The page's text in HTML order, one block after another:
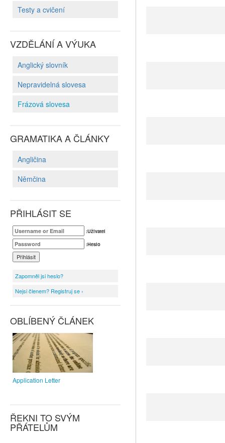
Testy a cvičení
VZDĚLÁNÍ A VÝUKA
Anglický slovník
Nepravidelná slovesa
Frázová slovesa
GRAMATIKA A ČLÁNKY
Angličina
Němčina
PŘIHLÁSIT SE
:Uživatel
:Heslo
Zapomněl jsi heslo?
Nejsi členem? Registruj se ›
OBLÍBENÝ ČLÁNEK
Application Letter
ŘEKNI TO SVÝM
PŘÁTELŮM